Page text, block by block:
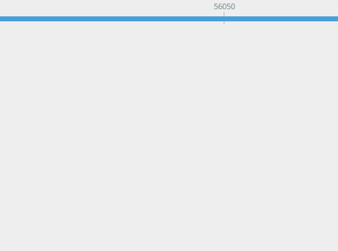
56050